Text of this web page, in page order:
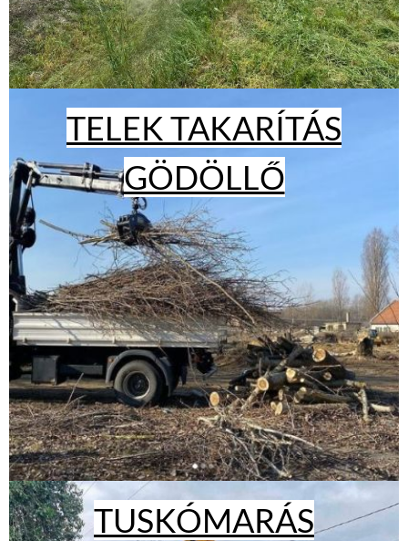
TELEK TAKARÍTÁS
GÖDÖLLŐ
TUSKÓMARÁS